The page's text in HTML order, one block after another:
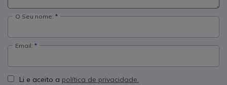
O Seu nome:
Email:
Li e aceito a política de privacidade.